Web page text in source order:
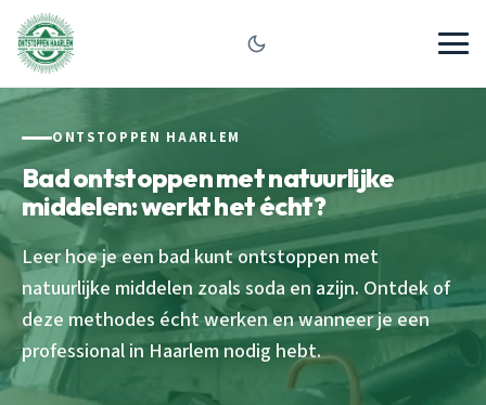
ONTSTOPPEN HAARLEM
Bad ontstoppen met natuurlijke
middelen: werkt het écht?
Leer hoe je een bad kunt ontstoppen met
natuurlijke middelen zoals soda en azijn. Ontdek of
deze methodes écht werken en wanneer je een
professional in Haarlem nodig hebt.